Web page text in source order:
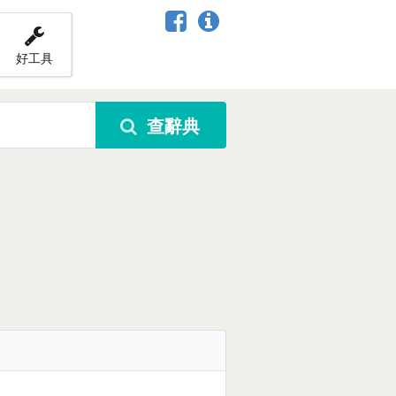
好工具
查辭典